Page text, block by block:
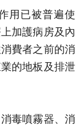
用已被普遍使
加護病房及內
費者之前的消
的地板及排泄
毒噴霧器、消